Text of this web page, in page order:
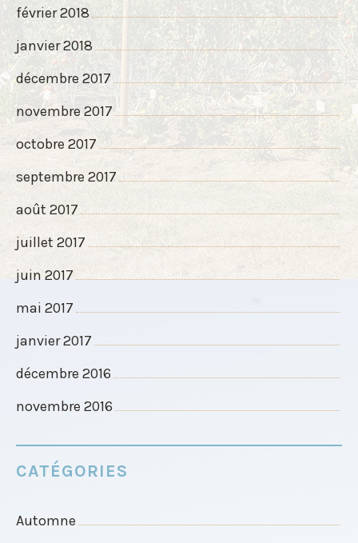
février 2018
janvier 2018
décembre 2017
novembre 2017
octobre 2017
septembre 2017
août 2017
juillet 2017
juin 2017
mai 2017
janvier 2017
décembre 2016
novembre 2016
CATÉGORIES
Automne